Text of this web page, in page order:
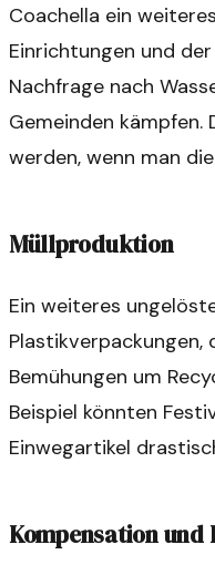
Coachella ein
Einrichtungen und
Nachfrage nach
Gemeinden kämpfen.
werden, wenn man
Müllproduktion
Ein weiteres
Plastikverpackungen,
Bemühungen um
Beispiel könnten
Einwegartikel
Kompensation